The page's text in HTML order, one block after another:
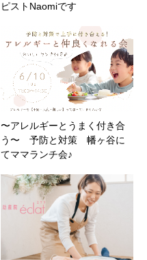
ピストNaomiです
〜アレルギーとうまく付き合
う〜 予防と対策 幡ヶ谷に
てママランチ会♪